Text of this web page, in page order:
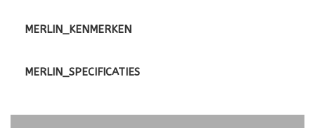
MERLIN_KENMERKEN
MERLIN_SPECIFICATIES